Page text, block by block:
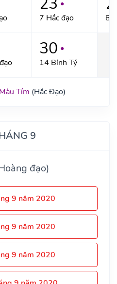
●
7 Hắc đạo 8
30 ●
14 Bính Tý
Màu Tím (Hắc Đạo)
9
đạo)
9 năm 2020
9 năm 2020
9 năm 2020